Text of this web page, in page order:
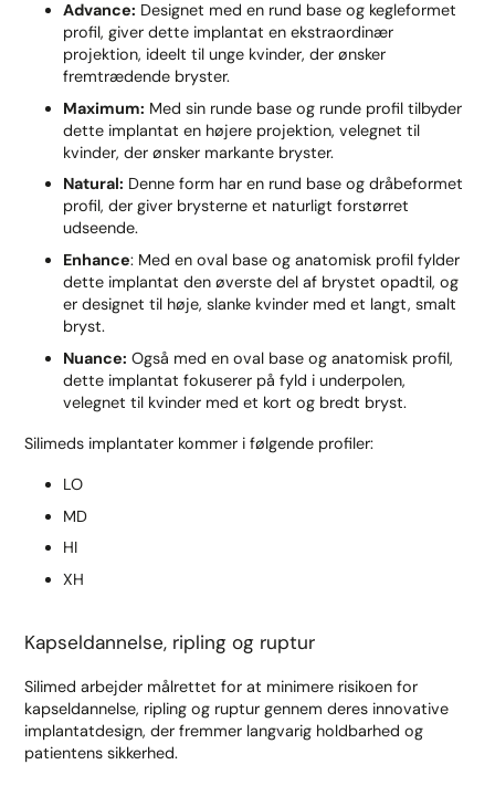
Advance: Designet med en rund base og kegleformet
profil, giver dette implantat en ekstraordinær
projektion, ideelt til unge kvinder, der ønsker
fremtrædende bryster.
Maximum: Med sin runde base og runde profil tilbyder
dette implantat en højere projektion, velegnet til
kvinder, der ønsker markante bryster.
Natural: Denne form har en rund base og dråbeformet
profil, der giver brysterne et naturligt forstørret
udseende.
Enhance: Med en oval base og anatomisk profil fylder
dette implantat den øverste del af brystet opadtil, og
er designet til høje, slanke kvinder med et langt, smalt
bryst.
Nuance: Også med en oval base og anatomisk profil,
dette implantat fokuserer på fyld i underpolen,
velegnet til kvinder med et kort og bredt bryst.
Silimeds implantater kommer i følgende profiler:
LO
MD
HI
XH
Kapseldannelse, ripling og ruptur
Silimed arbejder målrettet for at minimere risikoen for
kapseldannelse, ripling og ruptur gennem deres innovative
implantatdesign, der fremmer langvarig holdbarhed og
patientens sikkerhed.